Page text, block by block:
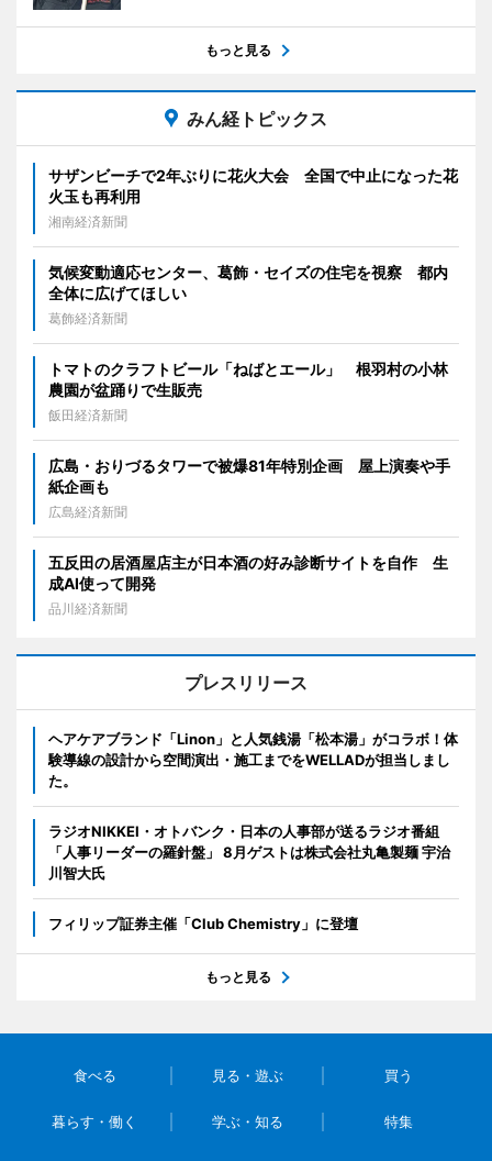
もっと見る
みん経トピックス
サザンビーチで2年ぶりに花火大会 全国で中止になった花
火玉も再利用
湘南経済新聞
気候変動適応センター、葛飾・セイズの住宅を視察 都内
全体に広げてほしい
葛飾経済新聞
トマトのクラフトビール「ねばとエール」 根羽村の小林
農園が盆踊りで生販売
飯田経済新聞
広島・おりづるタワーで被爆81年特別企画 屋上演奏や手
紙企画も
広島経済新聞
五反田の居酒屋店主が日本酒の好み診断サイトを自作 生
成AI使って開発
品川経済新聞
プレスリリース
ヘアケアブランド「Linon」と人気銭湯「松本湯」がコラボ！体
験導線の設計から空間演出・施工までをWELLADが担当しまし
た。
ラジオNIKKEI・オトバンク・日本の人事部が送るラジオ番組
「人事リーダーの羅針盤」 8月ゲストは株式会社丸亀製麺 宇治
川智大氏
フィリップ証券主催「Club Chemistry」に登壇
もっと見る
食べる 見る・遊ぶ 買う
暮らす・働く 学ぶ・知る 特集